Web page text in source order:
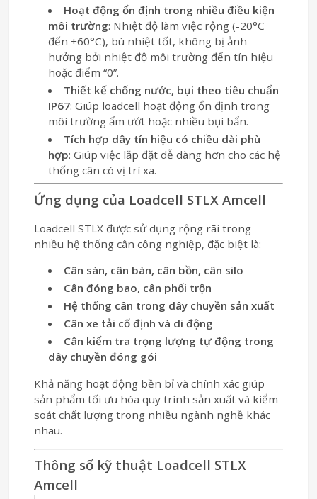
Hoạt động ổn định trong nhiều điều kiện
môi trường: Nhiệt độ làm việc rộng (-20°C
đến +60°C), bù nhiệt tốt, không bị ảnh
hưởng bởi nhiệt độ môi trường đến tín hiệu
hoặc điểm “0”.
Thiết kế chống nước, bụi theo tiêu chuẩn
IP67: Giúp loadcell hoạt động ổn định trong
môi trường ẩm ướt hoặc nhiều bụi bẩn.
Tích hợp dây tín hiệu có chiều dài phù
hợp: Giúp việc lắp đặt dễ dàng hơn cho các hệ
thống cân có vị trí xa.
Ứng dụng của Loadcell STLX Amcell
Loadcell STLX được sử dụng rộng rãi trong
nhiều hệ thống cân công nghiệp, đặc biệt là:
Cân sàn, cân bàn, cân bồn, cân silo
Cân đóng bao, cân phối trộn
Hệ thống cân trong dây chuyền sản xuất
Cân xe tải cố định và di động
Cân kiểm tra trọng lượng tự động trong
dây chuyền đóng gói
Khả năng hoạt động bền bỉ và chính xác giúp
sản phẩm tối ưu hóa quy trình sản xuất và kiểm
soát chất lượng trong nhiều ngành nghề khác
nhau.
Thông số kỹ thuật Loadcell STLX
Amcell